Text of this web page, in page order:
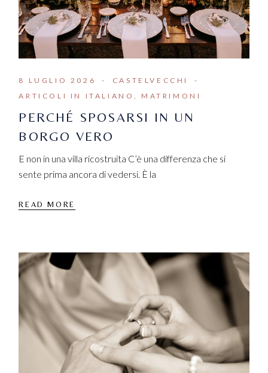
8 LUGLIO 2026
CASTELVECCHI
ARTICOLI IN ITALIANO
MATRIMONI
PERCHÉ SPOSARSI IN UN
BORGO VERO
E non in una villa ricostruita C’è una differenza che si
sente prima ancora di vedersi. È la
READ MORE